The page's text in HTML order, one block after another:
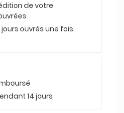
de votre
ouvrés une fois
14 jours